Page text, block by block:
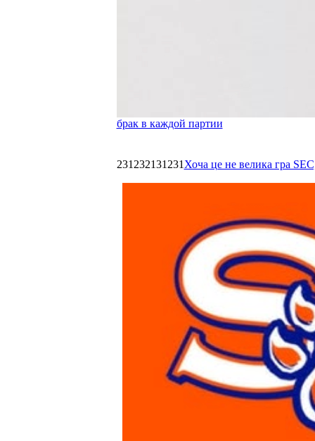
брак в каждой партии
231232131231 Хоча це не велика гра